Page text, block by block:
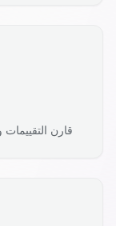
قارن التقييمات